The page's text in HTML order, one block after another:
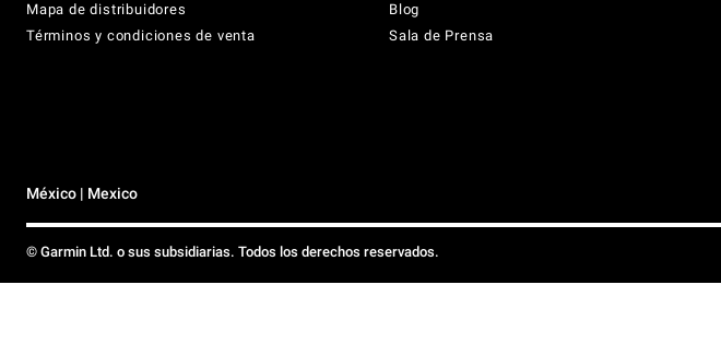
Mapa de distribuidores
Términos y condiciones de venta
Blog
Sala de Prensa
México | Mexico
© Garmin Ltd. o sus subsidiarias. Todos los derechos reservados.